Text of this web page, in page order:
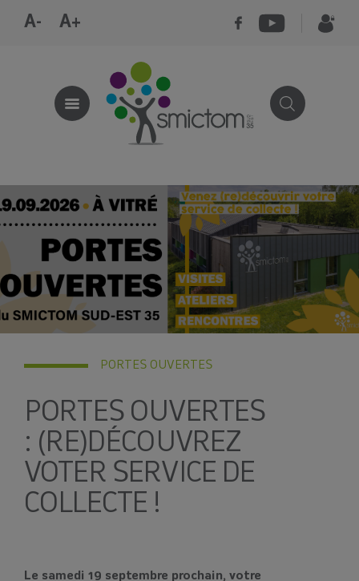
A- A+
PORTES OUVERTES
PORTES OUVERTES
: (RE)DÉCOUVREZ
VOTER SERVICE DE
COLLECTE !
Le samedi 19 septembre prochain, votre